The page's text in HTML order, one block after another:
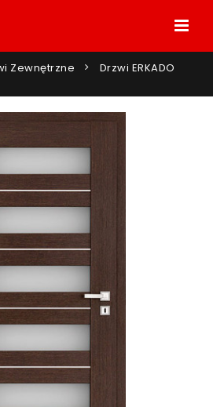
Zewnętrzne
Drzwi ERKADO